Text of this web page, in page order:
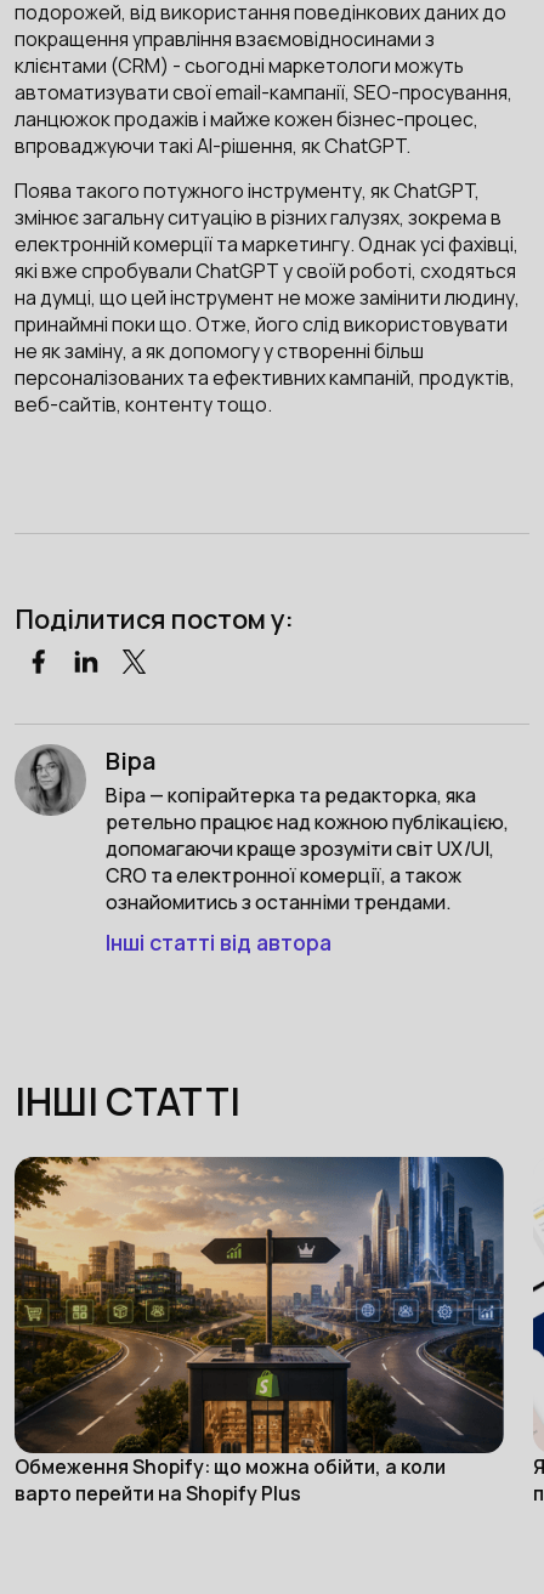
подорожей, від використання поведінкових даних до
покращення управління взаємовідносинами з
клієнтами (CRM) - сьогодні маркетологи можуть
автоматизувати свої email-кампанії, SEO-просування,
ланцюжок продажів і майже кожен бізнес-процес,
впроваджуючи такі AI-рішення, як ChatGPT.
Поява такого потужного інструменту, як ChatGPT,
змінює загальну ситуацію в різних галузях, зокрема в
електронній комерції та маркетингу. Однак усі фахівці,
які вже спробували ChatGPT у своїй роботі, сходяться
на думці, що цей інструмент не може замінити людину,
принаймні поки що. Отже, його слід використовувати
не як заміну, а як допомогу у створенні більш
персоналізованих та ефективних кампаній, продуктів,
веб-сайтів, контенту тощо.
Поділитися постом у:
Віра
Віра — копірайтерка та редакторка, яка
ретельно працює над кожною публікацією,
допомагаючи краще зрозуміти світ UX/UI,
CRO та електронної комерції, а також
ознайомитись з останніми трендами.
Інші статті від автора
ІНШІ СТАТТІ
eCommerce
Обмеження Shopify: що можна обійти, а коли
варто перейти на Shopify Plus